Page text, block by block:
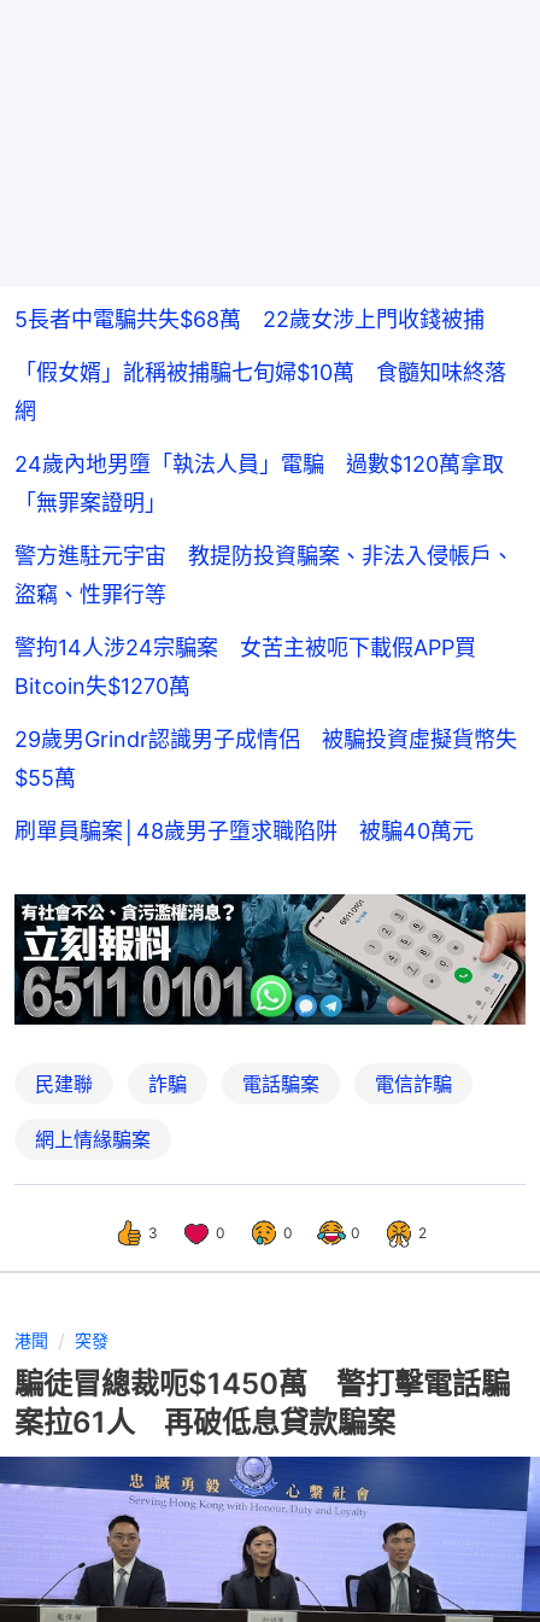
5長者中電騙共失$68萬 22歲女涉上門收錢被捕
「假女婿」訛稱被捕騙七旬婦$10萬 食髓知味終落
網
24歲內地男墮「執法人員」電騙 過數$120萬拿取
「無罪案證明」
警方進駐元宇宙 教提防投資騙案、非法入侵帳戶、
盜竊、性罪行等
警拘14人涉24宗騙案 女苦主被呃下載假APP買
Bitcoin失$1270萬
29歲男Grindr認識男子成情侶 被騙投資虛擬貨幣失
$55萬
刷單員騙案│48歲男子墮求職陷阱 被騙40萬元
民建聯 詐騙 電話騙案 電信詐騙
網上情緣騙案
3 0 0 0 2
港聞 突發
騙徒冒總裁呃$1450萬 警打擊電話騙
案拉61人 再破低息貸款騙案